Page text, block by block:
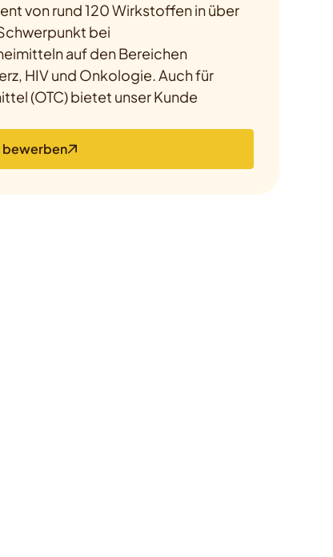
von rund 120 Wirkstoffen in über
bei
auf den Bereichen
HIV und Onkologie. Auch für
(OTC) bietet unser Kunde
bewerben